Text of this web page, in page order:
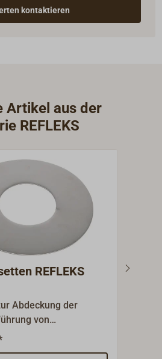
kontaktieren
Artikel aus der
REFLEKS
REFLEKS
Abdeckung der
von
runde Platte aus